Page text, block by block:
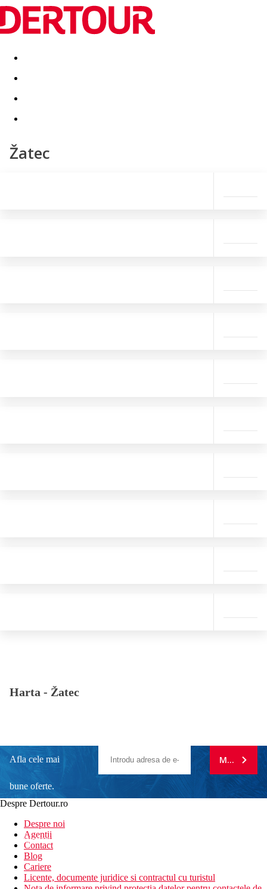
Destinatii Vacanta perfecta OFERTE DE NERATAT
Žatec
Harta - Žatec
Afla cele mai
bune oferte.
newsletter!
MA
Despre Dertour.ro
Despre noi
Agentii
Contact
Blog
Cariere
Licente, documente juridice si contractul cu turistul